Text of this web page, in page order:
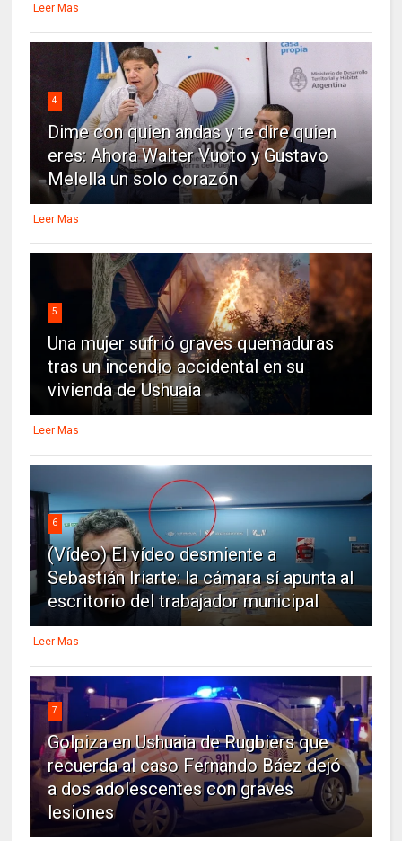
Leer Mas
4
Dime con quien andas y te dire quien
eres: Ahora Walter Vuoto y Gustavo
Melella un solo corazón
Leer Mas
5
Una mujer sufrió graves quemaduras
tras un incendio accidental en su
vivienda de Ushuaia
Leer Mas
6
(Vídeo) El vídeo desmiente a
Sebastián Iriarte: la cámara sí apunta al
escritorio del trabajador municipal
Leer Mas
7
Golpiza en Ushuaia de Rugbiers que
recuerda al caso Fernando Báez dejó
a dos adolescentes con graves
lesiones